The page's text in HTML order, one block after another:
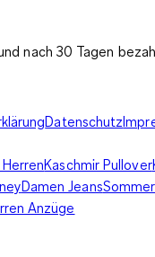
nach 30 Tagen
Datenschutz
Kaschmir Pullover
Damen Jeans
Anzüge